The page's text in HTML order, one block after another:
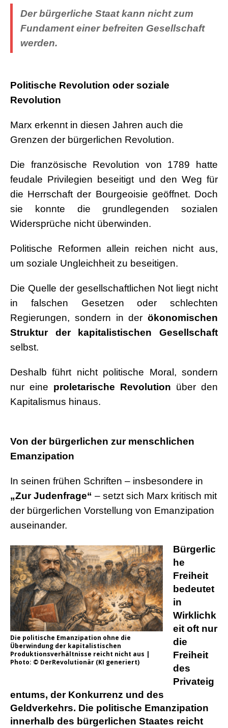
Der bürgerliche Staat kann nicht zum
Fundament einer befreiten Gesellschaft
werden.
Politische Revolution oder soziale
Revolution
Marx erkennt in diesen Jahren auch die
Grenzen der bürgerlichen Revolution.
Die französische Revolution von 1789 hatte
feudale Privilegien beseitigt und den Weg für
die Herrschaft der Bourgeoisie geöffnet. Doch
sie konnte die grundlegenden sozialen
Widersprüche nicht überwinden.
Politische Reformen allein reichen nicht aus,
um soziale Ungleichheit zu beseitigen.
Die Quelle der gesellschaftlichen Not liegt nicht
in falschen Gesetzen oder schlechten
Regierungen, sondern in der ökonomischen
Struktur der kapitalistischen Gesellschaft
selbst.
Deshalb führt nicht politische Moral, sondern
nur eine proletarische Revolution über den
Kapitalismus hinaus.
Von der bürgerlichen zur menschlichen
Emanzipation
In seinen frühen Schriften – insbesondere in
„Zur Judenfrage“ – setzt sich Marx kritisch mit
der bürgerlichen Vorstellung von Emanzipation
auseinander.
Die politische Emanzipation ohne die
Überwindung der kapitalistischen
Produktionsverhältnisse reicht nicht aus |
Photo: © DerRevolutionär (KI generiert)
Bürgerlic
he
Freiheit
bedeutet
in
Wirklichk
eit oft nur
die
Freiheit
des
Privateig
entums, der Konkurrenz und des
Geldverkehrs. Die politische Emanzipation
innerhalb des bürgerlichen Staates reicht